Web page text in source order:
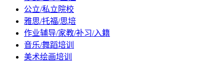
公立/私立院校
雅思/托福/思培
作业辅导/家教/补习/入籍
音乐/舞蹈培训
美术绘画培训